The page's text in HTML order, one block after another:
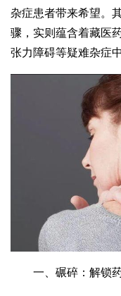
杂症患者带来希望。
骤，实则蕴含着藏医
张力障碍等疑难杂症
一、碾碎：解锁